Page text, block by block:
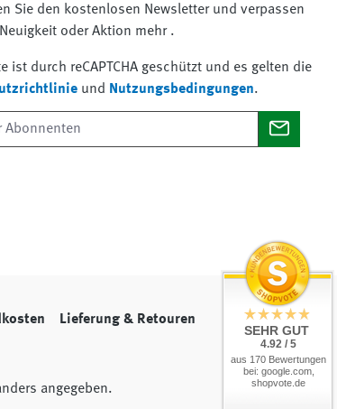
Sie den kostenlosen Newsletter und verpassen
oder Aktion mehr .
ist durch reCAPTCHA geschützt und es gelten die
und Nutzungsbedingungen.
Lieferung & Retouren
angegeben.
SEHR GUT
4.92 / 5
aus 170 Bewertungen
bei: google.com,
shopvote.de